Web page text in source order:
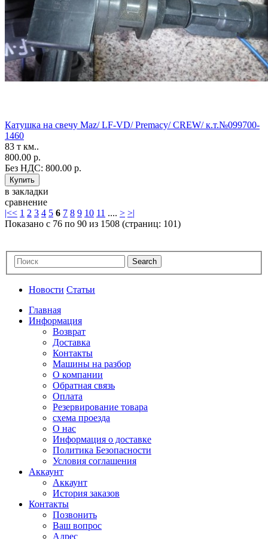
Катушка на свечу Maz/ LF-VD/ Premacy/ CREW/ к.т.№099700-
1460
83 т км..
800.00 р.
Без НДС: 800.00 р.
в закладки
сравнение
|<< 1 2 3 4 5 6 7 8 9 10 11 .... > >|
Показано с 76 по 90 из 1508 (страниц: 101)
Новости Статьи
Главная
Информация
Возврат
Доставка
Контакты
Машины на разбор
О компании
Обратная связь
Оплата
Резервирование товара
схема проезда
О нас
Информация о доставке
Политика Безопасности
Условия соглашения
Аккаунт
Аккаунт
История заказов
Контакты
Позвонить
Ваш вопрос
Адрес